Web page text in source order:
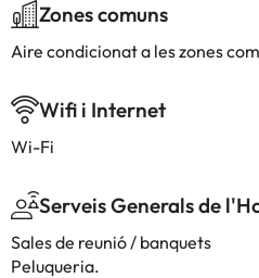
Zones comuns
Aire condicionat a les zones
Wifi i Internet
Wi-Fi
Serveis Generals de
Sales de reunió / banquets
Peluqueria.